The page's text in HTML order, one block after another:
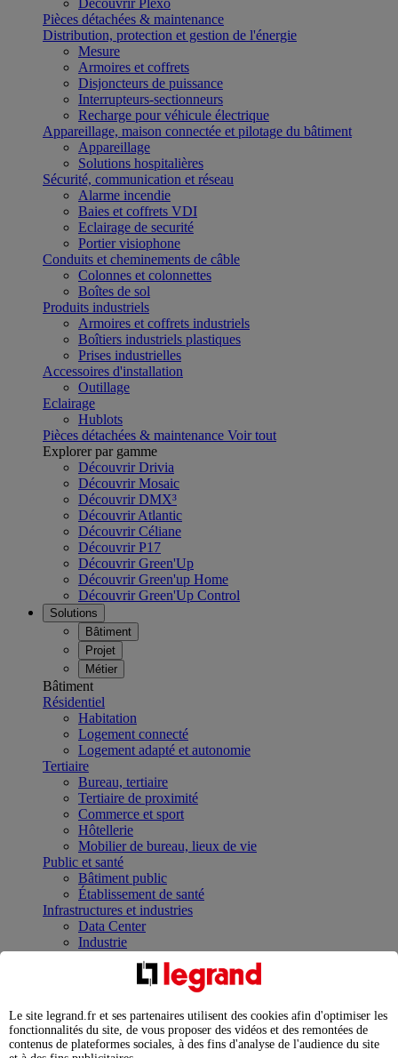
Découvrir Plexo
Pièces détachées & maintenance
Distribution, protection et gestion de l'énergie
Mesure
Armoires et coffrets
Disjoncteurs de puissance
Interrupteurs-sectionneurs
Recharge pour véhicule électrique
Appareillage, maison connectée et pilotage du bâtiment
Appareillage
Solutions hospitalières
Sécurité, communication et réseau
Alarme incendie
Baies et coffrets VDI
Eclairage de securité
Portier visiophone
Conduits et cheminements de câble
Colonnes et colonnettes
Boîtes de sol
Produits industriels
Armoires et coffrets industriels
Boîtiers industriels plastiques
Prises industrielles
Accessoires d'installation
Outillage
Eclairage
Hublots
Pièces détachées & maintenance Voir tout
Explorer par gamme
Découvrir Drivia
Découvrir Mosaic
Découvrir DMX³
Découvrir Atlantic
Découvrir Céliane
Découvrir P17
Découvrir Green'Up
Découvrir Green'up Home
Découvrir Green'Up Control
Solutions
Bâtiment
Projet
Métier
Bâtiment
Résidentiel
Habitation
Logement connecté
Logement adapté et autonomie
Tertiaire
Bureau, tertiaire
Tertiaire de proximité
Commerce et sport
Hôtellerie
Mobilier de bureau, lieux de vie
Public et santé
Bâtiment public
Établissement de santé
Infrastructures et industries
Data Center
Industrie
Infrastructures
Contrôler et planifier le fonctionnement des appareils
Répartir et optimiser son tableau électrique
Legrand Data Center Solutions : concentrer les
expertises au service de vos performances
Le site legrand.fr et ses partenaires utilisent des cookies afin d'optimiser les
fonctionnalités du site, de vous proposer des vidéos et des remontées de
contenus de plateformes sociales, à des fins d'analyse de l'audience du site